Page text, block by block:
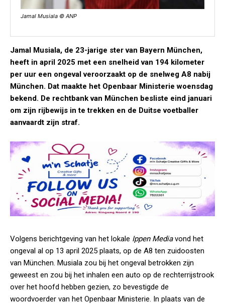
Jamal Musiala © ANP
Jamal Musiala, de 23-jarige ster van Bayern München,
heeft in april 2025 met een snelheid van 194 kilometer
per uur een ongeval veroorzaakt op de snelweg A8 nabij
München. Dat maakte het Openbaar Ministerie woensdag
bekend. De rechtbank van München besliste eind januari
om zijn rijbewijs in te trekken en de Duitse voetballer
aanvaardt zijn straf.
Volgens berichtgeving van het lokale Ippen Mediavond het
ongeval al op 13 april 2025 plaats, op de A8 ten zuidoosten
van München. Musiala zou bij het ongeval betrokken zijn
geweest en zou bij het inhalen een auto op de rechterrijstrook
over het hoofd hebben gezien, zo bevestigde de
woordvoerder van het Openbaar Ministerie. In plaats van de